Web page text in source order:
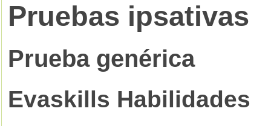
Pruebas ipsativas
Prueba genérica
Evaskills Habilidades